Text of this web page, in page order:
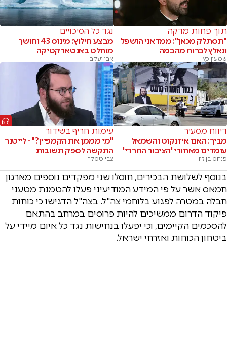
תוך פחות מדקה
"תסתלק מכאן": ממדאני הושפל
ונאלץ לברוח מהבמה
שמעון כץ
נגד כל הסיכויים
מבצע חילוץ: מינוס 43 וחושך
מוחלט באנטארקטיקה
אבי יעקב
דיווח מסעיר
מביך: האם איזנקוט והשמאל
עומדים מאחורי 'הציבור החרדי'
פנחס בן זיו
עימות חריף בשידור
"מי מממן את הקמפיין?" - לייטנר
התקשה לספק תשובות
צבי טסלר
בנוסף לשלושת הבכירים, חוסלו שני מפקדים נוספים מארגון
חמאס אשר על פי המידע המודיעיני פעלו להטמנת מטעני
חבלה במטרה לפגוע בלוחמי צה"ל. בצה"ל הדגישו כי כוחות
פיקוד הדרום ממשיכים להיות פרוסים במרחב בהתאם
להסכמים הקיימים, וכי יפעלו בנחישות נגד כל איום מיידי על
ביטחון הכוחות ואזרחי ישראל.